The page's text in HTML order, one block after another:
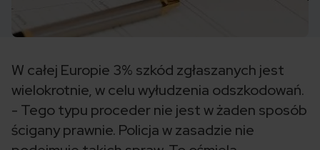
W całej Europie 3% szkód zgłaszanych jest
wielokrotnie, w celu wyłudzenia odszkodowań.
- Tego typu proceder nie jest w żaden sposób
ścigany prawnie. Policja w zasadzie nie